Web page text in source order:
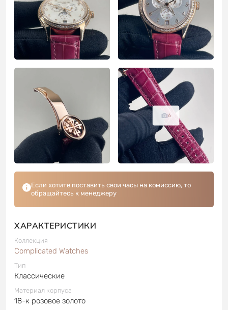
6
Если хотите поставить свои часы на комиссию, то
обращайтесь к менеджеру
ХАРАКТЕРИСТИКИ
Коллекция
Complicated Watches
Тип
Классические
Материал корпуса
18-к розовое золото